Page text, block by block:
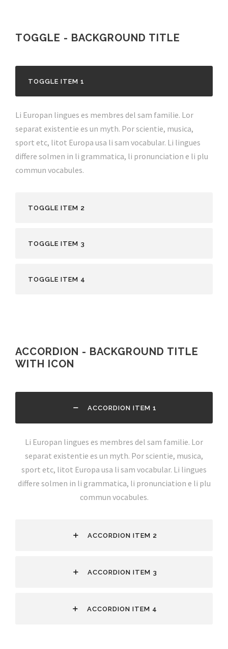
TOGGLE - BACKGROUND TITLE
TOGGLE ITEM 1
Li Europan lingues es membres del sam familie. Lor
separat existentie es un myth. Por scientie, musica,
sport etc, litot Europa usa li sam vocabular. Li lingues
differe solmen in li grammatica, li pronunciation e li plu
commun vocabules.
TOGGLE ITEM 2
TOGGLE ITEM 3
TOGGLE ITEM 4
ACCORDION - BACKGROUND TITLE
WITH ICON
ACCORDION ITEM 1
Li Europan lingues es membres del sam familie. Lor
separat existentie es un myth. Por scientie, musica,
sport etc, litot Europa usa li sam vocabular. Li lingues
differe solmen in li grammatica, li pronunciation e li plu
commun vocabules.
ACCORDION ITEM 2
ACCORDION ITEM 3
ACCORDION ITEM 4